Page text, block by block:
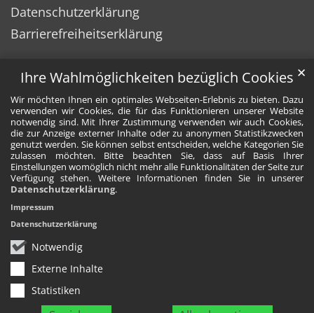
Ihre Wahlmöglichkeiten bezüglich Cookies
Wir möchten Ihnen ein optimales Webseiten-Erlebnis zu bieten. Dazu
verwenden wir Cookies, die für das Funktionieren unserer Website
notwendig sind. Mit Ihrer Zustimmung verwenden wir auch Cookies,
die zur Anzeige externer Inhalte oder zu anonymen Statistikzwecken
genutzt werden. Sie können selbst entscheiden, welche Kategorien Sie
zulassen möchten. Bitte beachten Sie, dass auf Basis Ihrer
Einstellungen womöglich nicht mehr alle Funktionalitäten der Seite zur
Verfügung stehen. Weitere Informationen finden Sie in unserer
Datenschutzerklärung.
Notwendig
Externe Inhalte
Statistiken
✕
Impressum
Datenschutzerklärung
Datenschutzerklärung
Barrierefreiheitserklärung